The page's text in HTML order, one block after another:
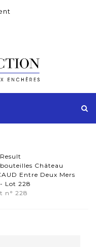
Result
Château
Entre Deux Mers
Lot 228
n° 228